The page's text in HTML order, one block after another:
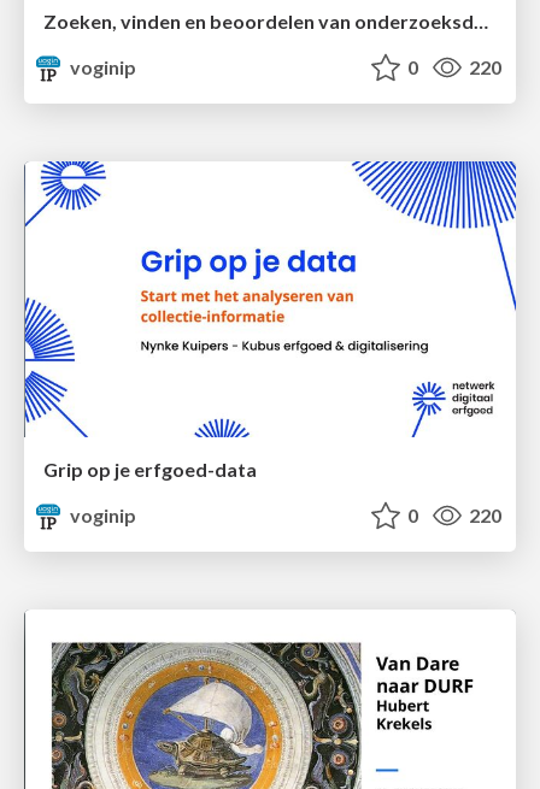
voginip
0 220
Grip op je erfgoed-data
voginip
0 220